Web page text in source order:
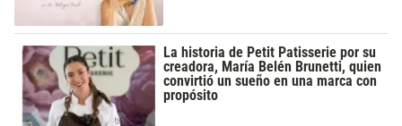
La historia de Petit Patisserie por su
creadora, María Belén Brunetti, quien
convirtió un sueño en una marca con
propósito